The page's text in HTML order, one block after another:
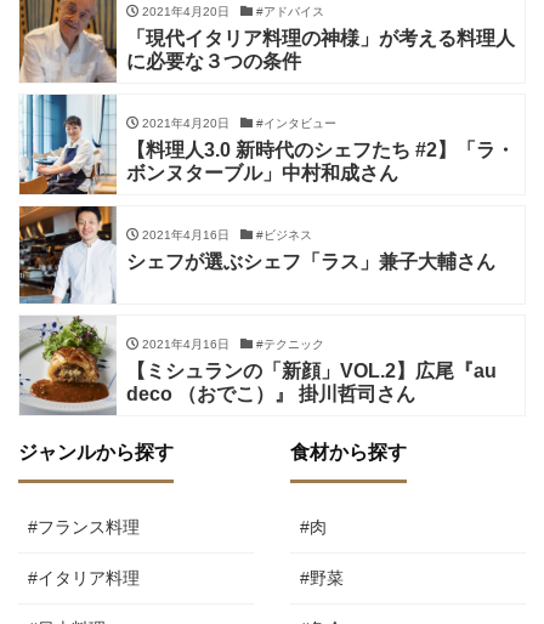
2021年4月20日 #アドバイス
「現代イタリア料理の神様」が考える料理人
に必要な３つの条件
2021年4月20日 #インタビュー
【料理人3.0 新時代のシェフたち #2】「ラ・
ボンヌターブル」中村和成さん
2021年4月16日 #ビジネス
シェフが選ぶシェフ「ラス」兼子大輔さん
2021年4月16日 #テクニック
【ミシュランの「新顔」VOL.2】広尾『au
deco （おでこ）』 掛川哲司さん
ジャンルから探す
#フランス料理
#イタリア料理
食材から探す
#肉
#野菜